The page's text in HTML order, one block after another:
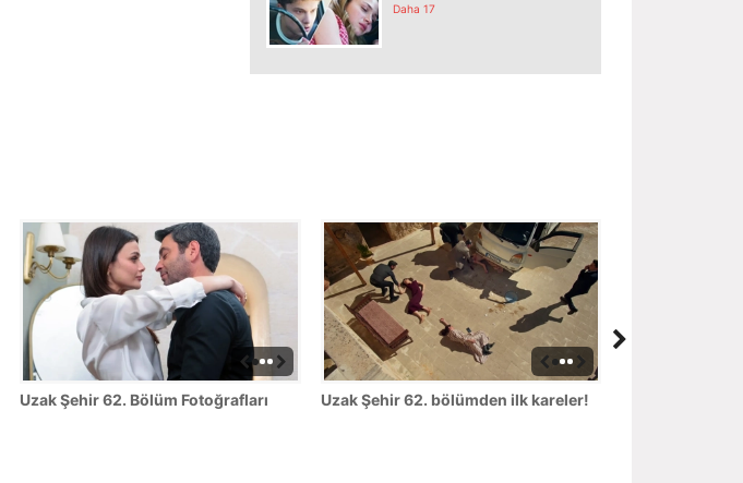
Daha 17
Uzak Şehir 62. Bölüm Fotoğrafları Uzak Şehir 62. bölümden ilk kareler!